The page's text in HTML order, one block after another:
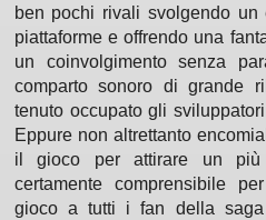
ben pochi rivali svolgendo
piattaforme e offrendo una
un coinvolgimento senza
comparto sonoro di grande
tenuto occupato gli
Eppure non altrettanto
il gioco per attirare un più
certamente comprensibile
gioco a tutti i fan della saga